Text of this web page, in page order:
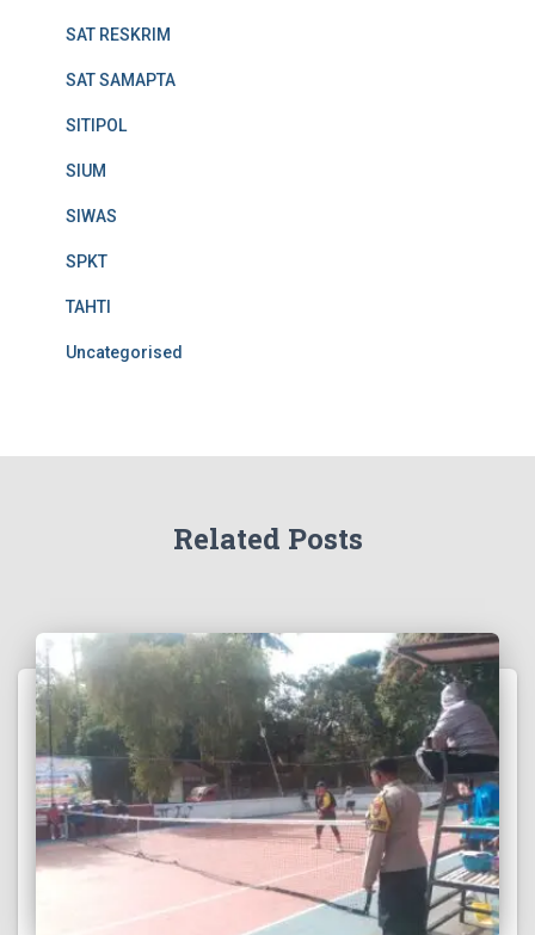
SAT RESKRIM
SAT SAMAPTA
SITIPOL
SIUM
SIWAS
SPKT
TAHTI
Uncategorised
Related Posts